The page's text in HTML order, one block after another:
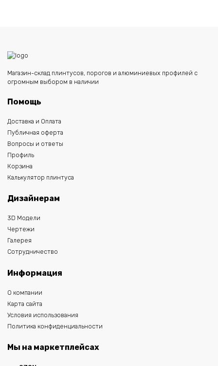
Магазин-склад плинтусов, порогов и алюминиевых профилей с
огромным выбором в наличии
Помощь
Доставка и Оплата
Публичная оферта
Вопросы и ответы
Профиль
Корзина
Калькулятор плинтуса
Дизайнерам
3D Модели
Чертежи
Галерея
Сотрудничество
Информация
О компании
Карта сайта
Условия использования
Политика конфиденциальности
Мы на маркетплейсах